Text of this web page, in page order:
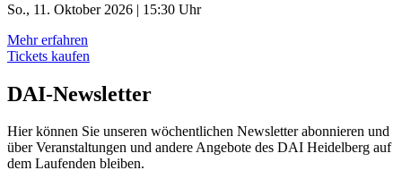
So., 11. Oktober 2026 | 15:30 Uhr
Mehr erfahren
Tickets kaufen
DAI-Newsletter
Hier können Sie unseren wöchentlichen Newsletter abonnieren und
über Veranstaltungen und andere Angebote des DAI Heidelberg auf
dem Laufenden bleiben.